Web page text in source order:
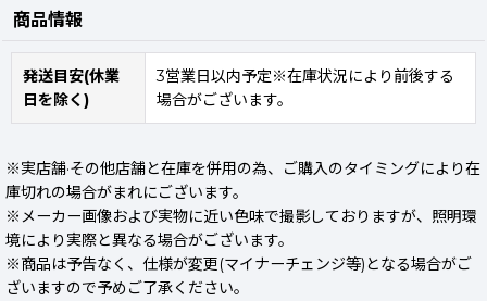
商品情報
発送目安(休業
日を除く)
3営業日以内予定※在庫状況により前後する
場合がございます。
※実店舗·その他店舗と在庫を併用の為、ご購入のタイミングにより在
庫切れの場合がまれにございます。
※メーカー画像および実物に近い色味で撮影しておりますが、照明環
境により実際と異なる場合がございます。
※商品は予告なく、仕様が変更(マイナーチェンジ等)となる場合がご
ざいますので予めご了承ください。